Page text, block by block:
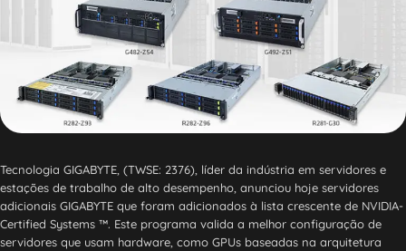
Tecnologia GIGABYTE, (TWSE: 2376), líder da indústria em servidores e
estações de trabalho de alto desempenho, anunciou hoje servidores
adicionais GIGABYTE que foram adicionados à lista crescente de NVIDIA-
Certified Systems ™. Este programa valida a melhor configuração de
servidores que usam hardware, como GPUs baseadas na arquitetura